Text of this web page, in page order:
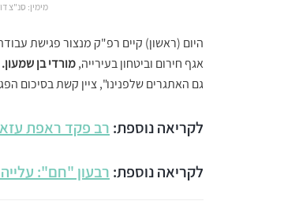
מימין: סנ"צ
היום (ראשון) קיים רפ"ק מנצור פגישת
אגף חירום וביטחון בעירייה,מורדי בן שמעון.
גם האתגרים שלפנינו", ציין קשת בסיכום
לקריאה נוספת: רב פקד ראפת
לקריאה נוספת: רבעון "חם": עלייה